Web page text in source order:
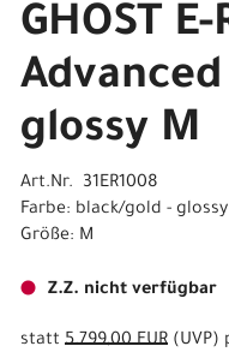
GHOST
glossy M
Art.Nr. 31ER1008
Farbe: black/gold - glossy
Größe: M
Z.Z. nicht verfügbar
statt 5.799,00 EUR (UVP)